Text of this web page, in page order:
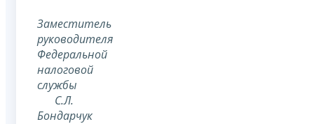
Заместитель
руководителя
Федеральной
налоговой
службы
С.Л.
Бондарчук